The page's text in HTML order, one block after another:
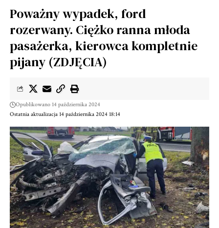
Poważny wypadek, ford
rozerwany. Ciężko ranna młoda
pasażerka, kierowca kompletnie
pijany (ZDJĘCIA)
Ostatnia aktualizacja 14 października 2024 18:14
Opublikowano 14 października 2024